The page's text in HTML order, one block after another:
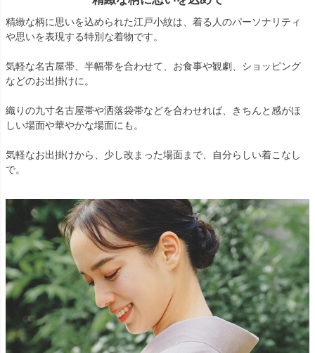
精緻な柄に思いを込められた江戸小紋は、着る人のパーソナリティ
や思いを表現する特別な着物です。
気軽な名古屋帯、半幅帯を合わせて、お食事や観劇、ショッピング
などのお出掛けに。
織りの九寸名古屋帯や洒落袋帯などを合わせれば、きちんと感がほ
しい場面や華やかな場面にも。
気軽なお出掛けから、少し改まった場面まで、自分らしい着こなし
で。